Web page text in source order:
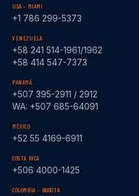
USA – MIAMI
+1 786 299-5373
VENEZUELA
+58 241 514-1961/1962
+58 414 547-7373
PANAMÁ
+507 395-2911 / 2912
WA: +507 685-64091
MÉXICO
+52 55 4169-6911
COSTA RICA
+506 4000-1425
COLOMBIA – BOGOTÁ